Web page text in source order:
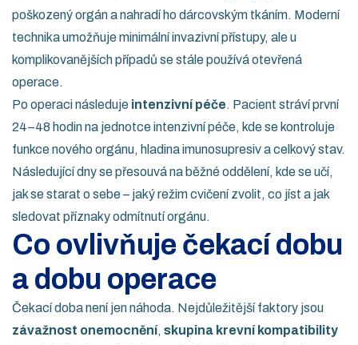
poškozený orgán a nahradí ho dárcovským tkáním. Moderní
technika umožňuje minimální invazivní přístupy, ale u
komplikovanějších případů se stále používá otevřená
operace.
Po operaci následuje intenzivní péče. Pacient stráví první
24–48 hodin na jednotce intenzivní péče, kde se kontroluje
funkce nového orgánu, hladina imunosupresiv a celkový stav.
Následující dny se přesouvá na běžné oddělení, kde se učí,
jak se starat o sebe – jaký režim cvičení zvolit, co jíst a jak
sledovat příznaky odmítnutí orgánu.
Co ovlivňuje čekací dobu
a dobu operace
Čekací doba není jen náhoda. Nejdůležitější faktory jsou
závažnost onemocnění, skupina krevní kompatibility